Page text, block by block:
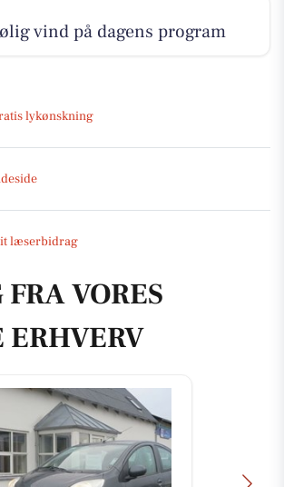
vind på dagens program
lykønskning
læserbidrag
VORES